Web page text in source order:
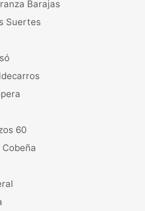
Barajas
Suertes
60